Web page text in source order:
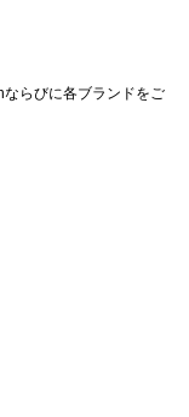
らびに各ブランドをご